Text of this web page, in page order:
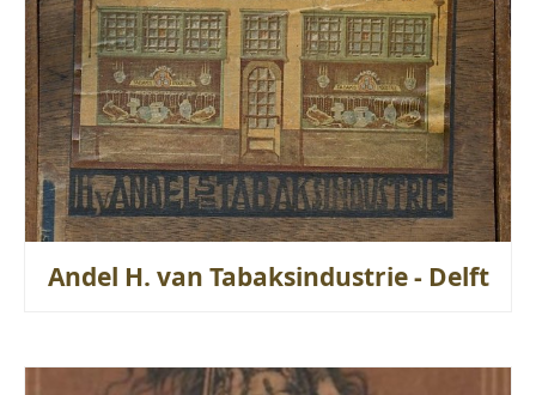
Andel H. van Tabaksindustrie - Delft